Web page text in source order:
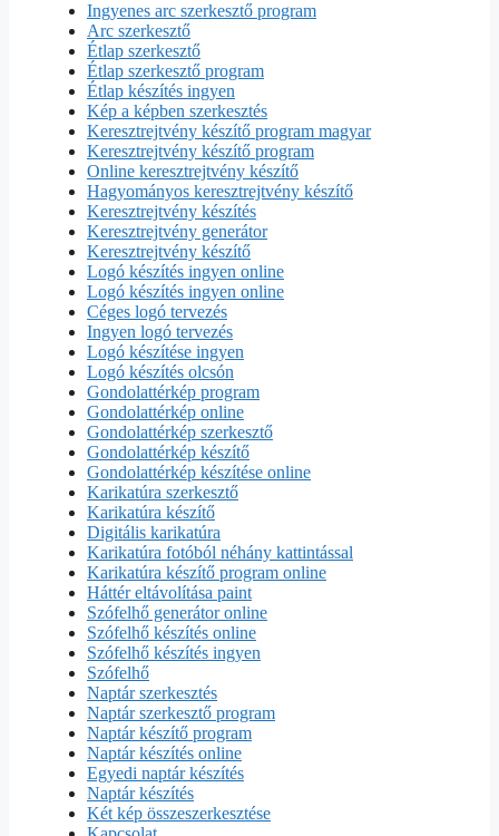
Ingyenes arc szerkesztő program
Arc szerkesztő
Étlap szerkesztő
Étlap szerkesztő program
Étlap készítés ingyen
Kép a képben szerkesztés
Keresztrejtvény készítő program magyar
Keresztrejtvény készítő program
Online keresztrejtvény készítő
Hagyományos keresztrejtvény készítő
Keresztrejtvény készítés
Keresztrejtvény generátor
Keresztrejtvény készítő
Logó készítés ingyen online
Logó készítés ingyen online
Céges logó tervezés
Ingyen logó tervezés
Logó készítése ingyen
Logó készítés olcsón
Gondolattérkép program
Gondolattérkép online
Gondolattérkép szerkesztő
Gondolattérkép készítő
Gondolattérkép készítése online
Karikatúra szerkesztő
Karikatúra készítő
Digitális karikatúra
Karikatúra fotóból néhány kattintással
Karikatúra készítő program online
Háttér eltávolítása paint
Szófelhő generátor online
Szófelhő készítés online
Szófelhő készítés ingyen
Szófelhő
Naptár szerkesztés
Naptár szerkesztő program
Naptár készítő program
Naptár készítés online
Egyedi naptár készítés
Naptár készítés
Két kép összeszerkesztése